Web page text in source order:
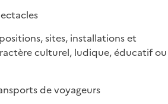
sites, installations et
culturel, ludique, éducatif ou
de voyageurs